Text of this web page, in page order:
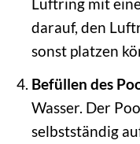
Luftring mit
darauf, den
sonst platzen
Befüllen des
Wasser. Der
selbstständig